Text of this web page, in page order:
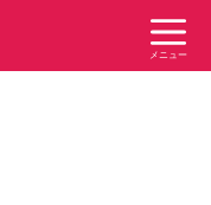
メニュー